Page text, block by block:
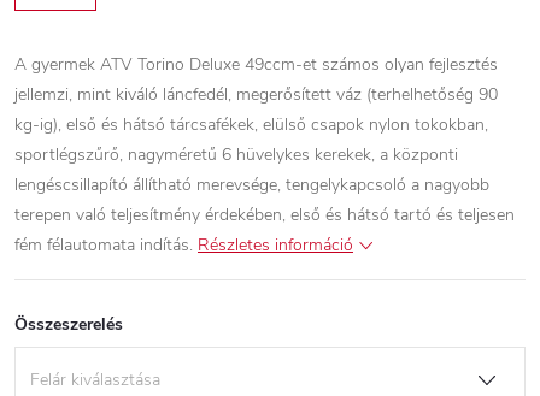
A gyermek ATV Torino Deluxe 49ccm-et számos olyan fejlesztés
jellemzi, mint kiváló láncfedél, megerősített váz (terhelhetőség 90
kg-ig), első és hátsó tárcsafékek, elülső csapok nylon tokokban,
sportlégszűrő, nagyméretű 6 hüvelykes kerekek, a központi
lengéscsillapító állítható merevsége, tengelykapcsoló a nagyobb
terepen való teljesítmény érdekében, első és hátsó tartó és teljesen
fém félautomata indítás. Részletes információ
Összeszerelés